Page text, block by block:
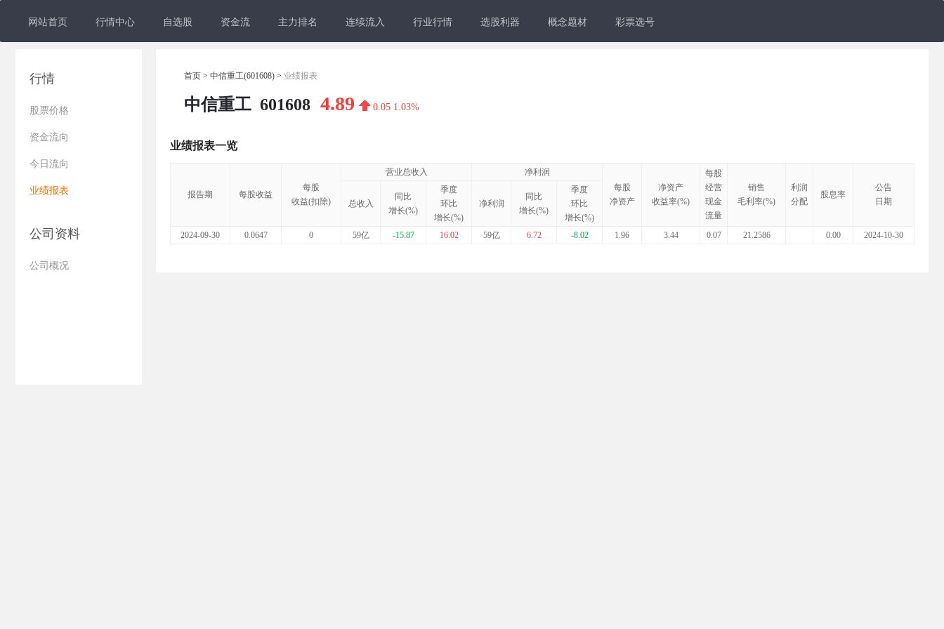
网站首页 行情中心 自选股 资金流 主力排名 连续流入 行业行情 选股利器 概念题材 彩票选号
行情
股票价格
资金流向
今日流向
业绩报表
公司资料
公司概况
首页 > 中信重工(601608) > 业绩报表
中信重工 601608 4.89 0.05 1.03%
业绩报表一览
报告期 每股收益
每股
收益(扣除)
营业总收入
净利润
每股
净资产
净资产
收益率(%)
每股
经营
现金
流量
销售
毛利率(%)
利润
分配
股息率
公告
日期
总收入
同比
增长(%)
季度
环比
增长(%)
净利润
同比
增长(%)
季度
环比
增长(%)
2024-09-30
0.0647 0 59亿 -15.87 16.02 59亿 6.72 -8.02 1.96 3.44 0.07 21.2586 0.00 2024-10-30